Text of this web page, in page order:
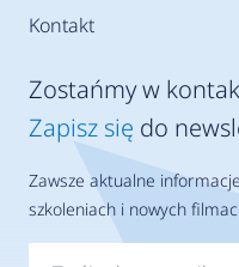
Kontakt
Zostańmy w
Zapisz się do
Zawsze aktualne
szkoleniach i nowych